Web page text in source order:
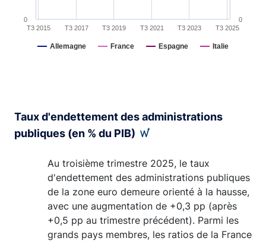
Allemagne France Espagne Italie
T3 2015 T3 2017 T3 2019 T3 2021 T3 2023 T3 2025
0 0
Taux d'endettement des administrations
publiques (en % du PIB)
Au troisième trimestre 2025, le taux
d'endettement des administrations publiques
de la zone euro demeure orienté à la hausse,
avec une augmentation de +0,3 pp (après
+0,5 pp au trimestre précédent). Parmi les
grands pays membres, les ratios de la France